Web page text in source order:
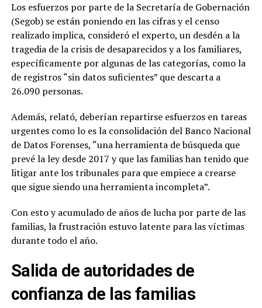
Los esfuerzos por parte de la Secretaría de Gobernación
(Segob) se están poniendo en las cifras y el censo
realizado implica, consideró el experto, un desdén a la
tragedia de la crisis de desaparecidos y a los familiares,
específicamente por algunas de las categorías, como la
de registros “sin datos suficientes” que descarta a
26.090 personas.
Además, relató, deberían repartirse esfuerzos en tareas
urgentes como lo es la consolidación del Banco Nacional
de Datos Forenses, “una herramienta de búsqueda que
prevé la ley desde 2017 y que las familias han tenido que
litigar ante los tribunales para que empiece a crearse
que sigue siendo una herramienta incompleta”.
Con esto y acumulado de años de lucha por parte de las
familias, la frustración estuvo latente para las víctimas
durante todo el año.
Salida de autoridades de
confianza de las familias